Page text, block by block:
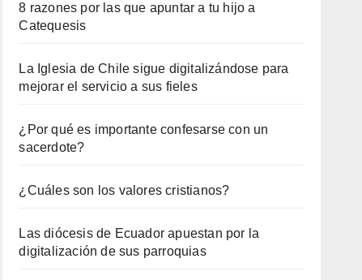
8 razones por las que apuntar a tu hijo a
Catequesis
La Iglesia de Chile sigue digitalizándose para
mejorar el servicio a sus fieles
¿Por qué es importante confesarse con un
sacerdote?
¿Cuáles son los valores cristianos?
Las diócesis de Ecuador apuestan por la
digitalización de sus parroquias